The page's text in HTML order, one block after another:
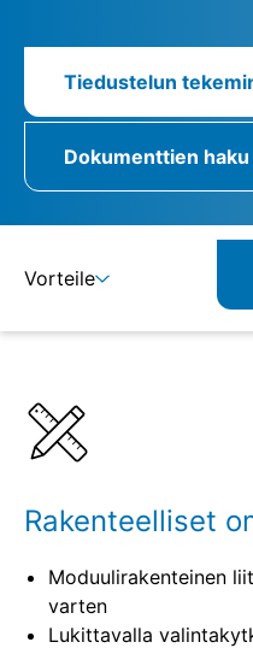
Tiedustelun
Dokumenttien haku
Vorteile
Yhdisteltävät tuotteet
Rakenteelliset
Moduulirakenteinen
varten
Lukittavalla